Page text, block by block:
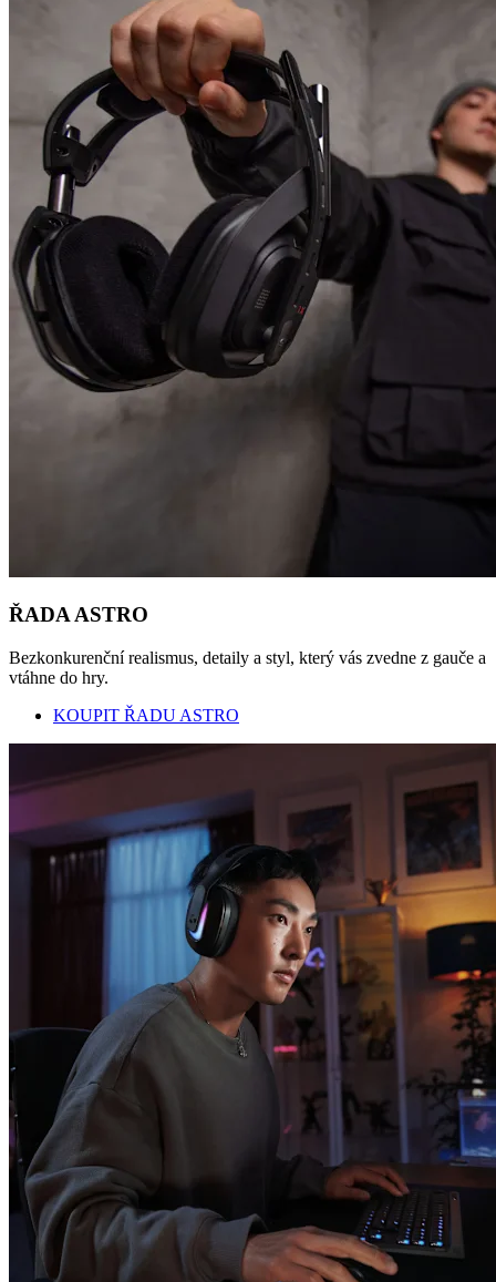
ŘADA ASTRO
Bezkonkurenční realismus, detaily a styl, který vás zvedne z gauče a
vtáhne do hry.
KOUPIT ŘADU ASTRO